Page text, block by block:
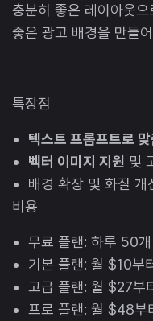
충분히 좋은 레이아웃으
좋은 광고 배경을 만들
특장점
텍스트 프롬프트로
벡터 이미지 지원 및
배경 확장 및 화질 개
비용
무료 플랜: 하루 50
기본 플랜: 월 $10부
고급 플랜: 월 $27부
프로 플랜: 월 $48부